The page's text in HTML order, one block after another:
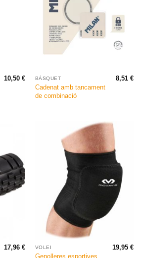
10,50€ BÀSQUET
Cadenat amb tancament
de combinació
8,51€
17,96€ VOLEI
Genolleres esportives
19,95€